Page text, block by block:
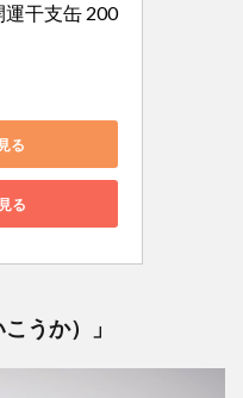
運干支缶 200
る
る
こうか）」